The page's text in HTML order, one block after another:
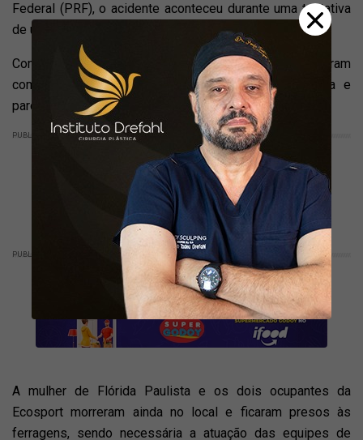
Federal (PRF), o acidente aconteceu durante uma tentativa
de ultrapassagem.
Com a força do impacto, os dois veículos ficaram
completamente destruídos. A Ecosport saiu da pista e
parou em meio à vegetação às margens da rodovia.
PUBLICIDADE
PUBLICIDADE
A mulher de Flórida Paulista e os dois ocupantes da
Ecosport morreram ainda no local e ficaram presos às
ferragens, sendo necessária a atuação das equipes de